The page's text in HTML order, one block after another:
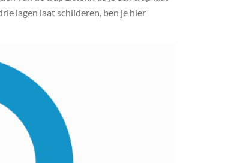
lagen laat schilderen, ben je hier